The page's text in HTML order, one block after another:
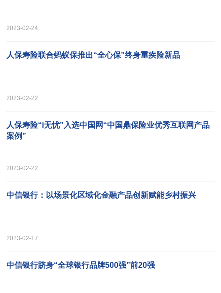
2023-02-24
人保寿险联合蚂蚁保推出“全心保”终身重疾险新品
2023-02-22
人保寿险“i无忧”入选中国网“中国鼎保险业优秀互联网产品
案例”
2023-02-22
中信银行：以场景化区域化金融产品创新赋能乡村振兴
2023-02-17
中信银行跻身“全球银行品牌500强”前20强